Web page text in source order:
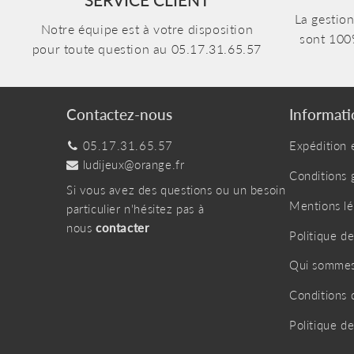
Notre équipe est à votre disposition
pour toute question au 05.17.31.65.57
La
sont
Contactez-nous
05.17.31.65.57
ludijeux@orange.fr
Si vous avez des questions ou un besoin
particulier n'hésitez pas à
nous contacter
Expédition
Conditions
Mentions
Politique
Qui
Conditions
Politique